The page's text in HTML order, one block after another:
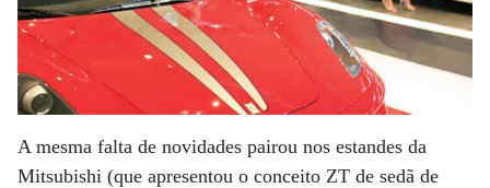
A mesma falta de novidades pairou nos estandes da
Mitsubishi (que apresentou o conceito ZT de sedã de